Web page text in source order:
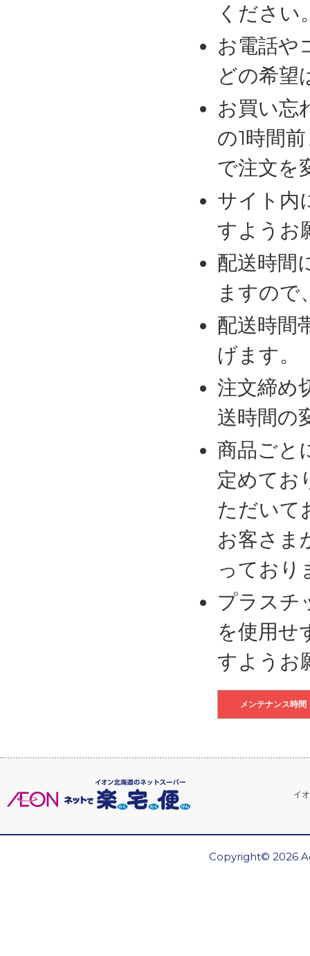
ください
お電話や
どの希望
お買い忘
の1時間
で注文を
サイト内
すようお
配送時間
ますので
配送時間
げます。
注文締め
送時間の
商品ごと
定めてお
ただいて
お客さま
っており
プラスチ
を使用せ
すようお
メンテナンス時間
イ
Copyright© 2026